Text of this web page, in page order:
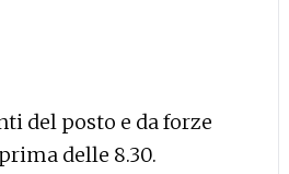
del posto e da forze
delle 8.30.